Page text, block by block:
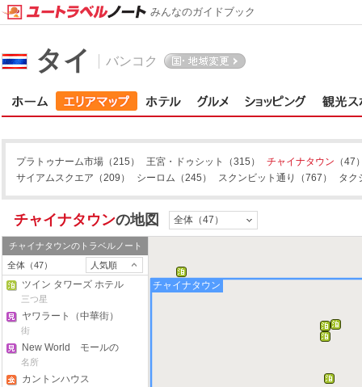
タイ バンコク
プラトゥナーム市場 （215） 王宮・ドゥシット （315） チャイナタウン （47
サイアムスクエア （209） シーロム （245） スクンビット通り （767） タク
チャイナタウンの地図 全体（47）
チャイナタウンのトラベルノート
全体（47）
人気順
ツイン タワーズ ホテル
三つ星
ヤワラート（中華街）
通り
街
New World モールの
廃虚
名所
カントンハウス
チャイナタウン
みんなのガイドブック